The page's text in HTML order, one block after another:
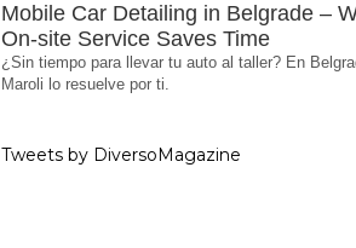
Mobile Car Detailing in Belgrade –
On-site Service Saves Time
¿Sin tiempo para llevar tu auto al taller? En
Maroli lo resuelve por ti.
Tweets by DiversoMagazine